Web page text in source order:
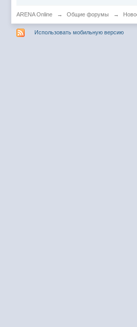
ARENA Online → Общие форумы →
Использовать мобильную версию